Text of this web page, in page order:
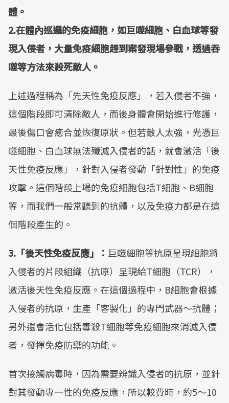
體。
2.在體內巡邏的免疫細胞，如巨噬細胞、白血球等發
現入侵者，大量免疫細胞趕到案發現場參戰，透過吞
噬等方法來殺死敵人。
上述過程稱為「先天性免疫反應」，若入侵者不強，
這個階段即可清除敵人，而後身體會開始進行修護，
最後傷口會癒合並恢復原狀。但若敵人太強，光憑巨
噬細胞、白血球無法殲滅入侵者的話，就會激活「後
天性免疫反應」，針對入侵者發動「針對性」的免疫
攻擊。這個階段上場的免疫細胞包括T細胞、B細胞
等，而我們一般常聽到的抗體，以及免疫力都是在這
個階段產生的。
3.「後天性免疫反應」： 巨噬細胞等抗原呈現細胞將
入侵者的片段組織（抗原）呈現給T細胞（TCR），
激活後天性免疫反應。在這個過程中，B細胞會根據
入侵者的抗原，生產「客製化」的專門武器～抗體；
另外還會活化包括毒殺T細胞等免疫細胞來消滅入侵
者，發揮免疫防禦的功能。
首次接觸病毒時，因為需要辨識入侵者的抗原，並針
對其發動專一性的免疫反應，所以較費時，約5～10